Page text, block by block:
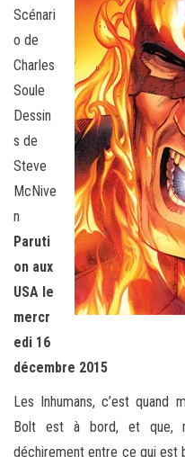
Scénari
o de
Charles
Soule
Dessin
s de
Steve
McNive
n
Paruti
on aux
USA le
mercr
edi 16
décembre 2015
Les Inhumans, c’est quand
Bolt est à bord, et que,
déchirement entre ce qui est